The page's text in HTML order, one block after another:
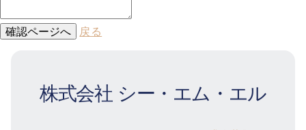
確認ページへ 戻る
株式会社 シー・エム・エル